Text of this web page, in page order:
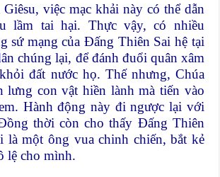
việc mạc khải này có thể dẫn
lầm tai hại. Thực vậy, có nhiều
sứ mạng của Đấng Thiên Sai hệ tại
chúng lại, để đánh đuổi quân xâm
đất nước họ. Thế nhưng, Chúa
lưng con vật hiền lành mà tiến vào
Hành động này đi ngược lại với
thời còn cho thấy Đấng Thiên
là một ông vua chinh chiến, bắt kẻ
lệ cho mình.